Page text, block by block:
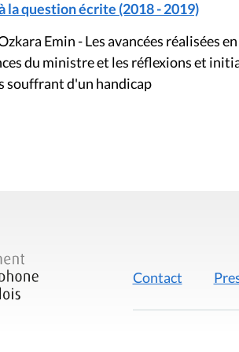
la question écrite (2018 - 2019)
Emin - Les avancées réalisées
du ministre et les réflexions et
souffrant d'un handicap
Contact